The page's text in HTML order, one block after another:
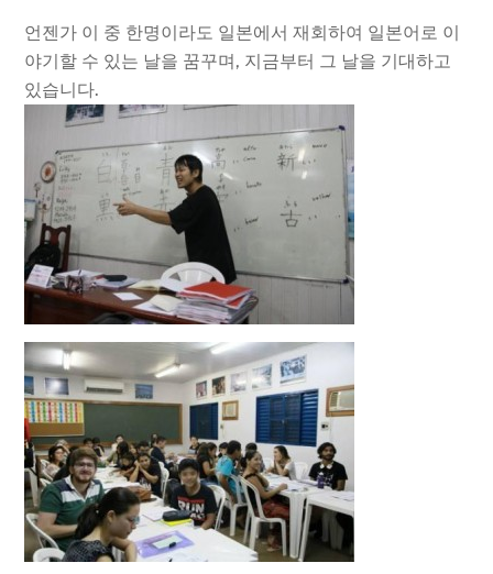
언젠가 이 중 한명이라도 일본에서 재회하여 일본어로 이
야기할 수 있는 날을 꿈꾸며, 지금부터 그 날을 기대하고
있습니다.